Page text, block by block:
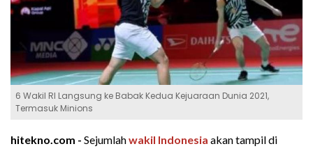
6 Wakil RI Langsung ke Babak Kedua Kejuaraan Dunia 2021,
Termasuk Minions
hitekno.com - Sejumlahwakil Indonesia akan tampil di